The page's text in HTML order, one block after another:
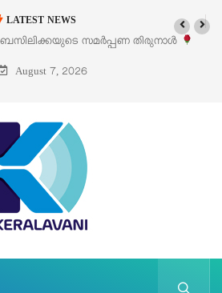
LATEST NEWS
ബസിലിക്കയുടെ സമർപ്പണ തിരുനാൾ
ഓഗസ്റ്റ് 5 –
August 7, 2026